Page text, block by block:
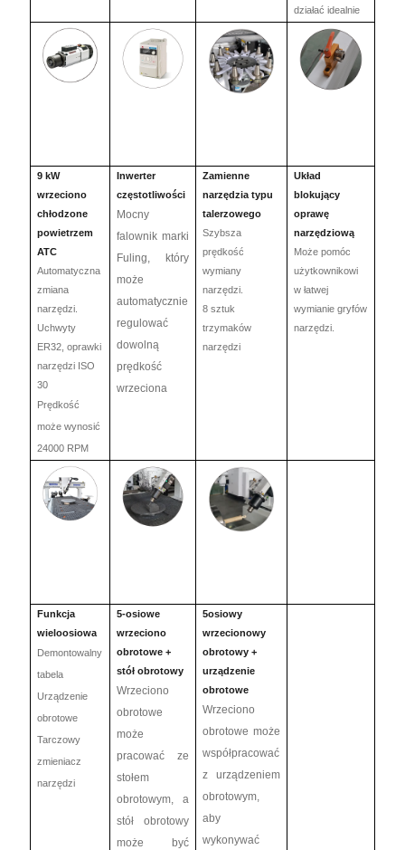
działać idealnie
9 kW
wrzeciono
chłodzone
powietrzem
ATC
Automatyczna
zmiana
narzędzi.
Uchwyty
ER32, oprawki
narzędzi ISO
30
Prędkość
może wynosić
24000 RPM
Inwerter
częstotliwości
Mocny
falownik marki
Fuling, który
może
automatycznie
regulować
dowolną
prędkość
wrzeciona
Zamienne
narzędzia typu
talerzowego
Szybsza
prędkość
wymiany
narzędzi.
8 sztuk
trzymaków
narzędzi
Układ
blokujący
oprawę
narzędziową
Może pomóc
użytkownikowi
w łatwej
wymianie gryfów
narzędzi.
Funkcja
wieloosiowa
Demontowalny
tabela
Urządzenie
obrotowe
Tarczowy
zmieniacz
narzędzi
5-osiowe
wrzeciono
obrotowe +
stół obrotowy
Wrzeciono
obrotowe
może
pracować ze
stołem
obrotowym, a
stół obrotowy
może być
5osiowy
wrzecionowy
obrotowy +
urządzenie
obrotowe
Wrzeciono
obrotowe może
współpracować
z urządzeniem
obrotowym,
aby
wykonywać